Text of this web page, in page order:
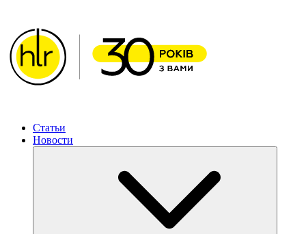
Статьи
Новости